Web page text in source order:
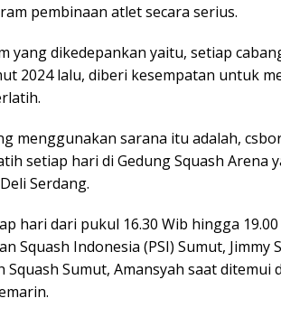
pembinaan atlet secara serius.
yang dikedepankan yaitu, setiap
2024 lalu, diberi kesempatan untuk
menggunakan sarana itu adalah,
setiap hari di Gedung Squash Arena
Serdang.
hari dari pukul 16.30 Wib hingga
Squash Indonesia (PSI) Sumut, Jimmy
Squash Sumut, Amansyah saat ditemui